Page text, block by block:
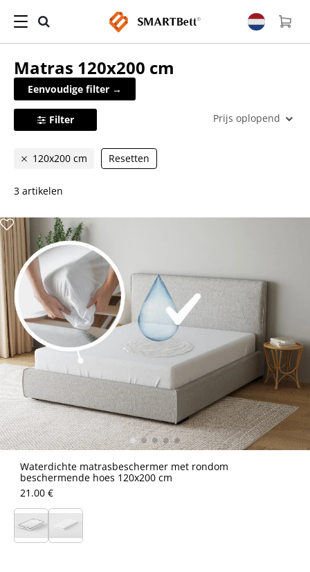
Matras 120x200 cm
Eenvoudige filter →
Filter Prijs oplopend
120x200 cm Resetten
3 artikelen
Waterdichte matrasbeschermer met rondom
beschermende hoes 120x200 cm
21.00 €